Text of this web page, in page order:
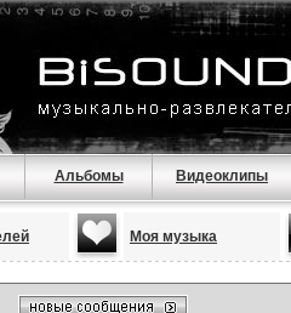
Альбомы Видеоклипы
Моя музыка